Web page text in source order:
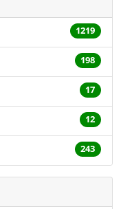
1219
198
17
12
243